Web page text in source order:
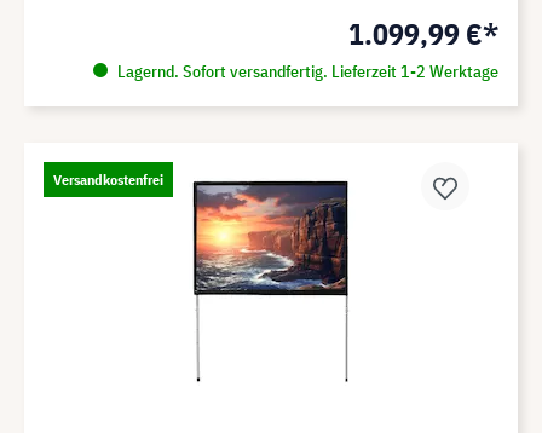
1.099,99 €*
Lagernd. Sofort versandfertig. Lieferzeit 1-2 Werktage
Versandkostenfrei